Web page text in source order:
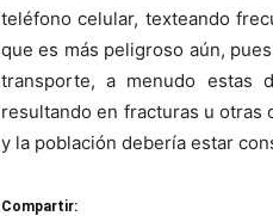
teléfono celular, texteando
que es más peligroso aún,
transporte, a menudo estas
resultando en fracturas u otras
y la población debería estar
Compartir: